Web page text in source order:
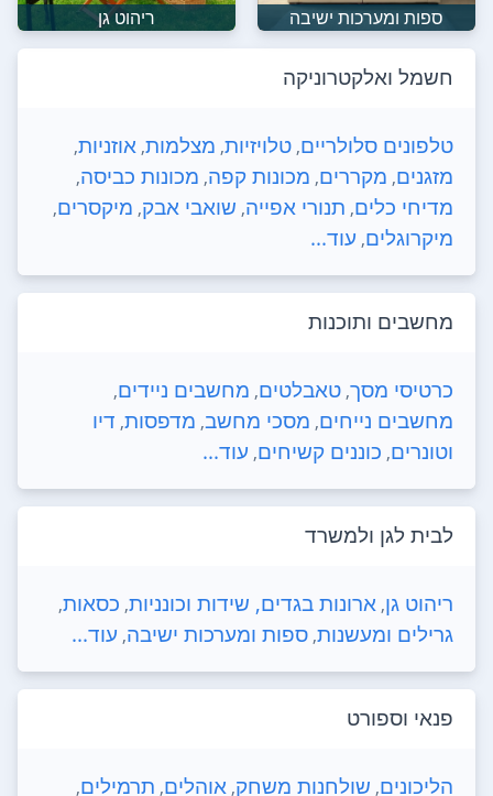
חשמל ואלקטרוניקה
טלפונים סלולריים, טלויזיות, מצלמות, אוזניות,
מזגנים, מקררים, מכונות קפה, מכונות כביסה,
מדיחי כלים, תנורי אפייה, שואבי אבק, מיקסרים,
מיקרוגלים, עוד...
מחשבים ותוכנות
כרטיסי מסך, טאבלטים, מחשבים ניידים,
מחשבים נייחים, מסכי מחשב, מדפסות, דיו
וטונרים, כוננים קשיחים, עוד...
לבית לגן ולמשרד
ריהוט גן, ארונות בגדים, שידות וכונניות, כסאות,
גרילים ומעשנות, ספות ומערכות ישיבה, עוד...
פנאי וספורט
הליכונים, שולחנות משחק, אוהלים, תרמילים,
ספות ומערכות ישיבה ריהוט גן